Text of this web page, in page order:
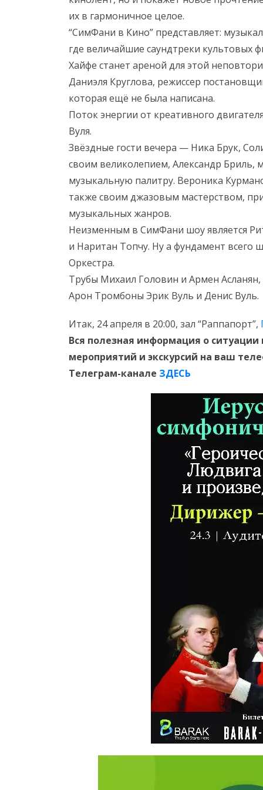
их в гармоничное целое.
“СимФани в Кино” представляет:
где величайшие саундтреки культовых
Хайфе станет ареной для этой
Даниэля Круглова, режиссер
которая ещё не была написана.
Поток энергии от креативного
Вуля.
Звёздные гости вечера — Ника Брук,
своим великолепием, Александр Бриль,
музыкальную палитру. Вероника
также своим джазовым мастерством,
музыкальных жанров.
Неизменным в СимФани шоу является
и Наритан Топчу. Ну а фундамент всего
Оркестра.
Трубы Михаил Головин и Армен
Арон Тромбоны Эрик Вуль и Денис Вуль.
Итак, 24 апреля в 20:00, зал “Раппапорт”,
Вся полезная информация о
мероприятий и экскурсий на ваш
Телеграм-канале ЗДЕСЬ